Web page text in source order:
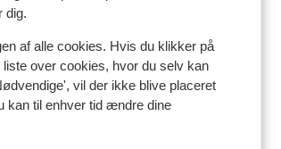
dig.
af alle cookies. Hvis du klikker på
over cookies, hvor du selv kan
vil der ikke blive placeret
kan til enhver tid ændre dine
Mest booket af med partner
for 2 uger siden
kamers en heerlijk eten.
kamers en heerlijk eten.